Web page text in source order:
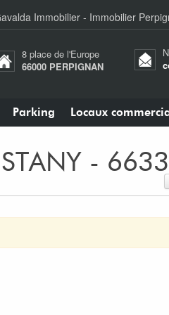
Immobilier - Immobilier
8 place de l'Europe
66000 PERPIGNAN
Parking Locaux
-